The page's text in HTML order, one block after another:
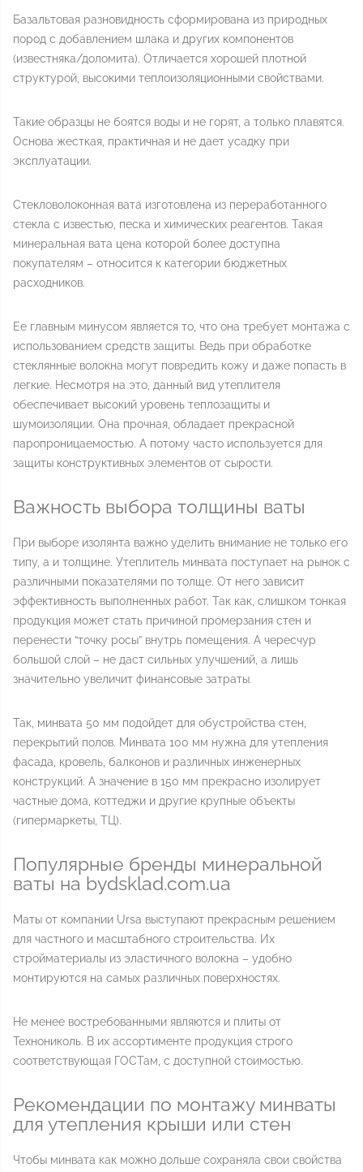
Базальтовая разновидность сформирована из природных
пород с добавлением шлака и других компонентов
(известняка/доломита). Отличается хорошей плотной
структурой, высокими теплоизоляционными свойствами.
Такие образцы не боятся воды и не горят, а только плавятся.
Основа жесткая, практичная и не дает усадку при
эксплуатации.
Стекловолоконная вата изготовлена из переработанного
стекла с известью, песка и химических реагентов. Такая
минеральная вата цена которой более доступна
покупателям – относится к категории бюджетных
расходников.
Ее главным минусом является то, что она требует монтажа с
использованием средств защиты. Ведь при обработке
стеклянные волокна могут повредить кожу и даже попасть в
легкие. Несмотря на это, данный вид утеплителя
обеспечивает высокий уровень теплозащиты и
шумоизоляции. Она прочная, обладает прекрасной
паропроницаемостью. А потому часто используется для
защиты конструктивных элементов от сырости.
Важность выбора толщины ваты
При выборе изолянта важно уделить внимание не только его
типу, а и толщине. Утеплитель минвата поступает на рынок с
различными показателями по толще. От него зависит
эффективность выполненных работ. Так как, слишком тонкая
продукция может стать причиной промерзания стен и
перенести “точку росы” внутрь помещения. А чересчур
большой слой – не даст сильных улучшений, а лишь
значительно увеличит финансовые затраты.
Так, минвата 50 мм подойдет для обустройства стен,
перекрытий полов. Минвата 100 мм нужна для утепления
фасада, кровель, балконов и различных инженерных
конструкций. А значение в 150 мм прекрасно изолирует
частные дома, коттеджи и другие крупные объекты
(гипермаркеты, ТЦ).
Популярные бренды минеральной
ваты на bydsklad.com.ua
Маты от компании Ursa выступают прекрасным решением
для частного и масштабного строительства. Их
стройматериалы из эластичного волокна – удобно
монтируются на самых различных поверхностях.
Не менее востребованными являются и плиты от
Технониколь. В их ассортименте продукция строго
соответствующая ГОСТам, с доступной стоимостью.
Рекомендации по монтажу минваты
для утепления крыши или стен
Чтобы минвата как можно дольше сохраняла свои свойства